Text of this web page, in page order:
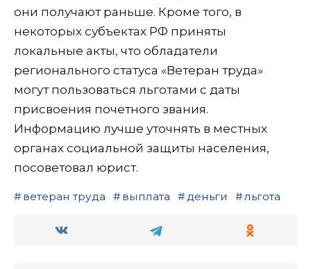
они получают раньше. Кроме того, в
некоторых субъектах РФ приняты
локальные акты, что обладатели
регионального статуса «Ветеран труда»
могут пользоваться льготами с даты
присвоения почетного звания.
Информацию лучше уточнять в местных
органах социальной защиты населения,
посоветовал юрист.
ветеран труда выплата деньги льгота